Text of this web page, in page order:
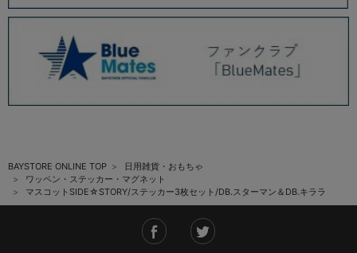
BAYSTORE ONLINE TOP
日用雑貨・おもちゃ
ワッペン・ステッカー・マグネット
マスコットSIDE☆STORY/ステッカー3枚セット/DB.スターマン＆DB.キララ